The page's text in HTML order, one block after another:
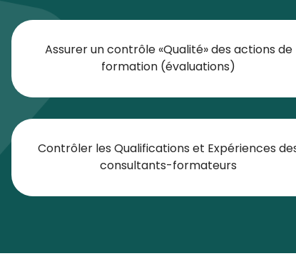
Assurer un contrôle «Qualité» des actions de
formation (évaluations)
Contrôler les Qualifications et Expériences
consultants-formateurs